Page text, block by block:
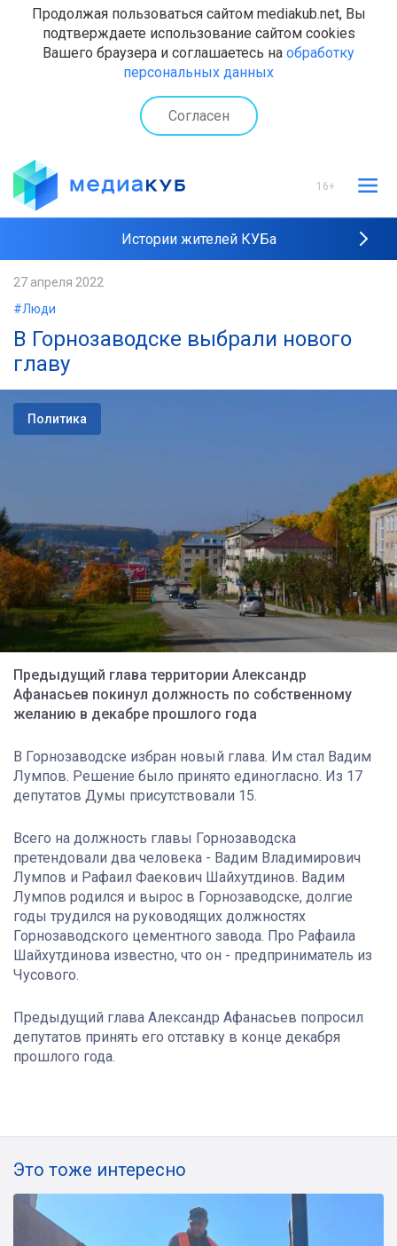
Продолжая пользоваться сайтом mediakub.net, Вы
подтверждаете использование сайтом cookies
Вашего браузера и соглашаетесь на обработку
персональных данных
Согласен
16+
Истории жителей КУБа
Наши интервью
27 апреля 2022
#Люди
В Горнозаводске выбрали нового
главу
Политика
Предыдущий глава территории Александр
Афанасьев покинул должность по собственному
желанию в декабре прошлого года
В Горнозаводске избран новый глава. Им стал Вадим
Лумпов. Решение было принято единогласно. Из 17
депутатов Думы присутствовали 15.
Всего на должность главы Горнозаводска
претендовали два человека - Вадим Владимирович
Лумпов и Рафаил Фаекович Шайхутдинов. Вадим
Лумпов родился и вырос в Горнозаводске, долгие
годы трудился на руководящих должностях
Горнозаводского цементного завода. Про Рафаила
Шайхутдинова известно, что он - предприниматель из
Чусового.
Предыдущий глава Александр Афанасьев попросил
депутатов принять его отставку в конце декабря
прошлого года.
Это тоже интересно